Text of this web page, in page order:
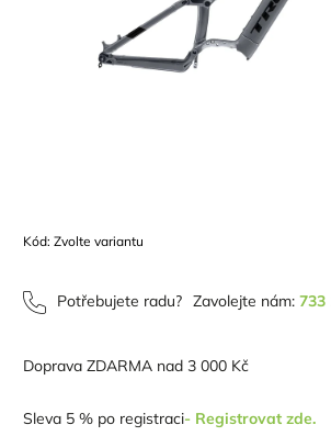
Kód: Zvolte variantu
Potřebujete radu? Zavolejte nám: 733
Doprava ZDARMA nad 3 000 Kč
Sleva 5 % po registraci- Registrovat zde.